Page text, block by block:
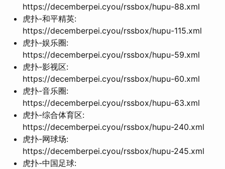
https://decemberpei.cyou/rssbox/hupu-88.xml
虎扑-和平精英:
https://decemberpei.cyou/rssbox/hupu-115.xml
虎扑-娱乐圈:
https://decemberpei.cyou/rssbox/hupu-59.xml
虎扑-影视区:
https://decemberpei.cyou/rssbox/hupu-60.xml
虎扑-音乐圈:
https://decemberpei.cyou/rssbox/hupu-63.xml
虎扑-综合体育区:
https://decemberpei.cyou/rssbox/hupu-240.xml
虎扑-网球场:
https://decemberpei.cyou/rssbox/hupu-245.xml
虎扑-中国足球: